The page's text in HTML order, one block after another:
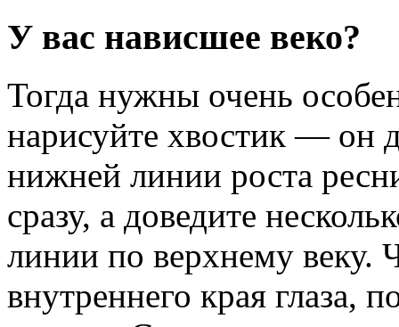
У вас нависшее веко?
Тогда нужны очень
нарисуйте хвостик — он
нижней линии роста
сразу, а доведите
линии по верхнему веку.
внутреннего края глаза,